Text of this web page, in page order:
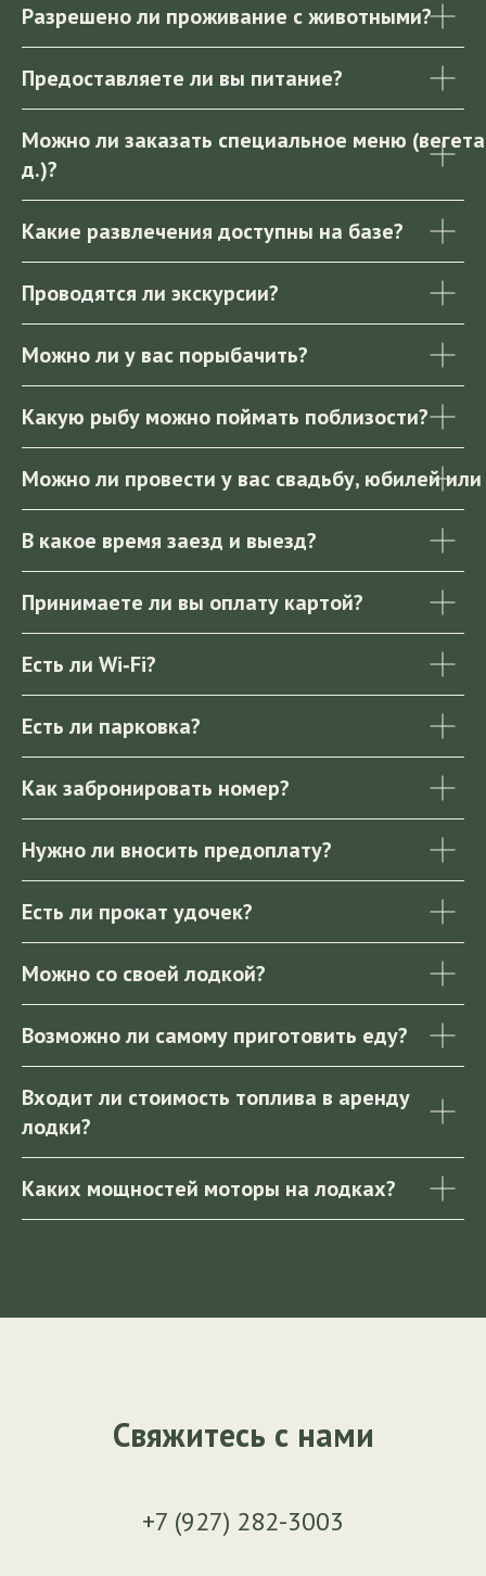
Разрешено ли проживание с животными?
Предоставляете ли вы питание?
Можно ли заказать специальное меню
д.)?
Какие развлечения доступны на базе?
Проводятся ли экскурсии?
Можно ли у вас порыбачить?
Какую рыбу можно поймать поблизости?
Можно ли провести у вас свадьбу, юбилей
В какое время заезд и выезд?
Принимаете ли вы оплату картой?
Есть ли Wi‑Fi?
Есть ли парковка?
Как забронировать номер?
Нужно ли вносить предоплату?
Есть ли прокат удочек?
Можно со своей лодкой?
Возможно ли самому приготовить еду?
Входит ли стоимость топлива в аренду
лодки?
Каких мощностей моторы на лодках?
Свяжитесь с нами
+7 (927) 282-3003